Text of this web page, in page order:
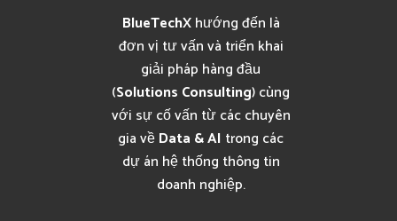
BlueTechXhướng đến là
đơn vị tư vấn và triển khai
giải pháp hàng đầu
(Solutions Consulting) cùng
với sự cố vấn từ các chuyên
gia vềData & AI trong các
dự án hệ thống thông tin
doanh nghiệp.